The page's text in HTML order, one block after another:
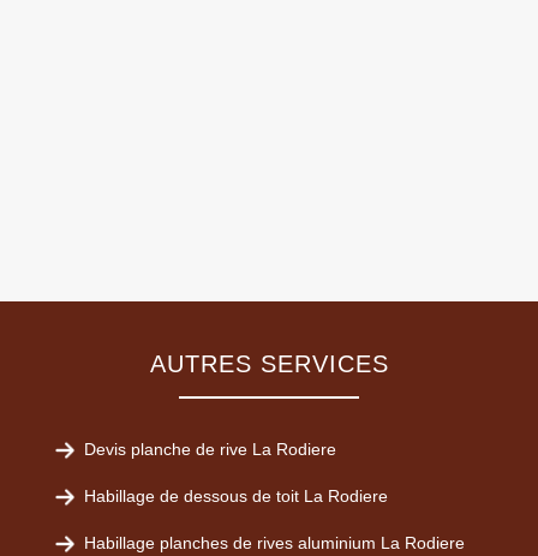
AUTRES SERVICES
Devis planche de rive La Rodiere
Habillage de dessous de toit La Rodiere
Habillage planches de rives aluminium La Rodiere